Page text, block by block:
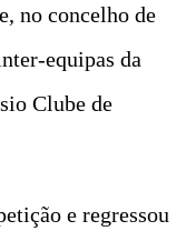
no concelho de
equipas da
Clube de
e regressou